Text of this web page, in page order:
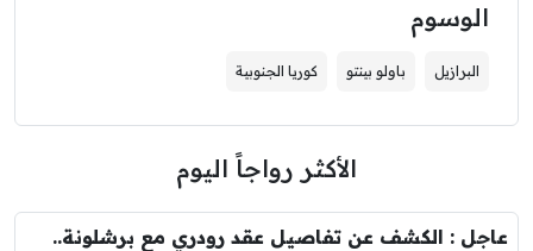
الوسوم
البرازيل باولو بينتو كوريا الجنوبية
الأكثر رواجاً اليوم
عاجل : الكشف عن تفاصيل عقد رودري مع برشلونة..